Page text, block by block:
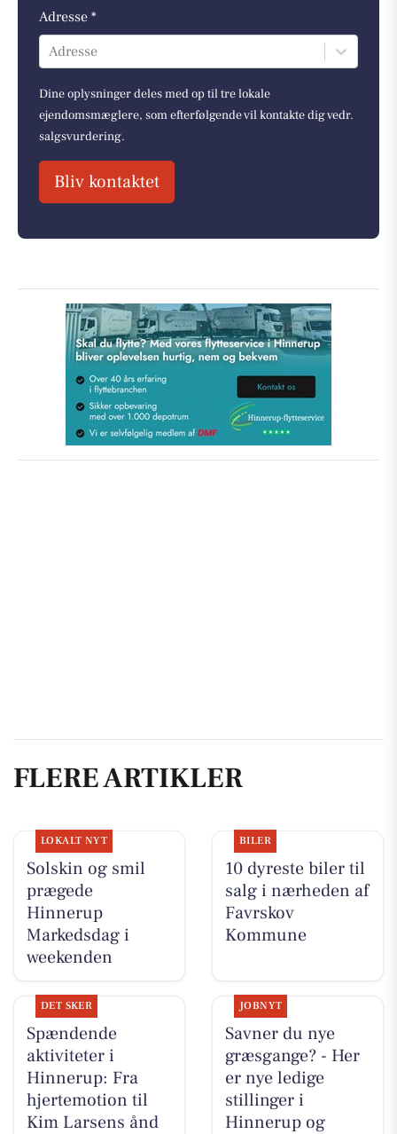
Adresse *
Adresse
Dine oplysninger deles med op til tre lokale
ejendomsmæglere, som efterfølgende vil kontakte dig vedr.
salgsvurdering.
Bliv kontaktet
FLERE ARTIKLER
LOKALT NYT
Solskin og smil
prægede
Hinnerup
Markedsdag i
weekenden
BILER
10 dyreste biler til
salg i nærheden af
Favrskov
Kommune
DET SKER
Spændende
aktiviteter i
Hinnerup: Fra
hjertemotion til
Kim Larsens ånd
JOBNYT
Savner du nye
græsgange? - Her
er nye ledige
stillinger i
Hinnerup og